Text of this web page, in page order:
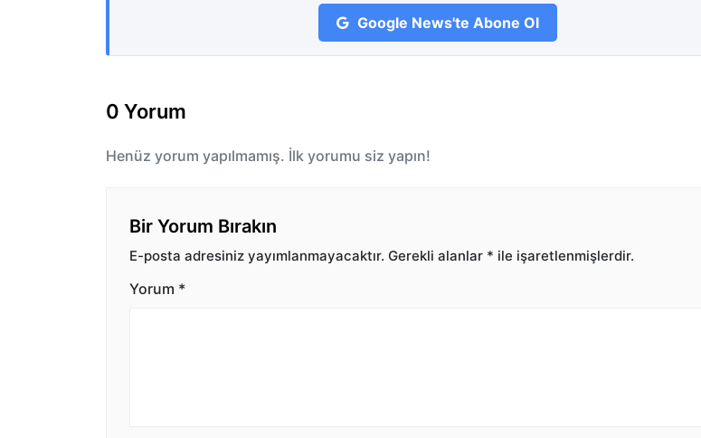
Google News'te Abone Ol
0 Yorum
Henüz yorum yapılmamış. İlk yorumu siz yapın!
Bir Yorum Bırakın
E-posta adresiniz yayımlanmayacaktır. Gerekli alanlar * ile işaretlenmişlerdir.
Yorum *